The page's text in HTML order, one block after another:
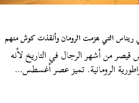
ريناس التي هزمت الرومان وأنقذت كوش منهم
من أشهر الرجال في التاريخ لأنه
الرومانية. تميز عصر أغسطس…